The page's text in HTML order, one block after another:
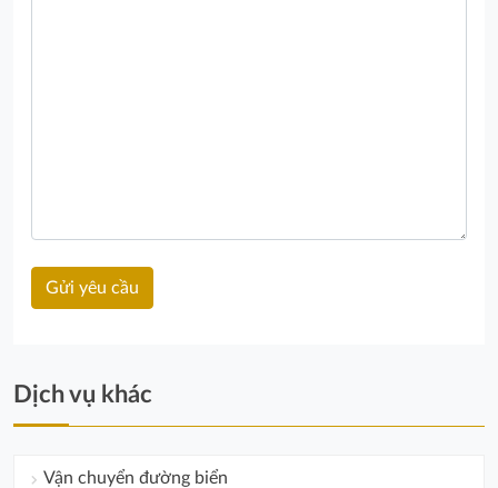
Dịch vụ khác
Vận chuyển đường biển